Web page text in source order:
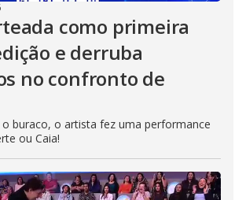
como primeira
e derruba
no confronto de
buraco, o artista fez uma performance
ou Caia!